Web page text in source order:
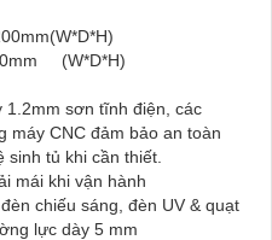
(W*D*H)
1.2mm sơn tĩnh điện, các
máy CNC đảm bảo an toàn
tủ khi cần thiết.
mái khi vận hành
chiếu sáng, đèn UV & quạt
lực dày 5 mm